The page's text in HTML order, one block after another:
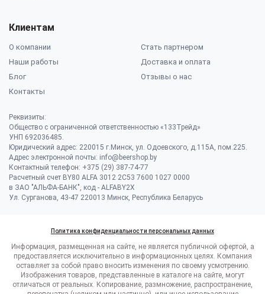
Клиентам
О компании
Стать партнером
Наши работы
Доставка и оплата
Блог
Отзывы о нас
Контакты
Реквизиты:
Общество с ограниченной ответственностью «133Трейд»
УНП 692036485​.
Юридический адрес: 220015 г.Минск, ул. Одоевского, д.115А, пом.225.
Адрес электронной почты: info@beershop.by
Контактный телефон: +375 (29) 387-74-77
Расчетный счет BY80 ALFA 3012 2C53 7600 1027 0000
в ЗАО "АЛЬФА-БАНК", код - ALFABY2X
Ул. Сурганова, 43-47 220013 Минск, Республика Беларусь
Политика конфиденциальности персональных данных
Информация, размещенная на сайте, не является публичной офертой, а
предоставляется исключительно в информационных целях. Компания
оставляет за собой право вносить изменения по своему усмотрению.
Изображения товаров, представленные в каталоге на сайте, могут
отличаться от реальных. Копирование, размножение, распространение,